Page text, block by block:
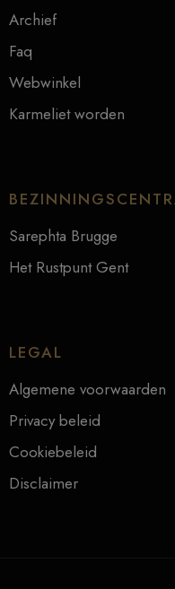
Archief
Faq
Webwinkel
Karmeliet worden
Sarephta Brugge
Het Rustpunt Gent
LEGAL
Algemene voorwaarden
Privacy beleid
Cookiebeleid
Disclaimer